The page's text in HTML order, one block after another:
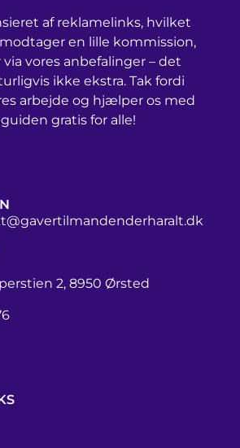
af reklamelinks, hvilket
en lille kommission,
vores anbefalinger – det
ikke ekstra. Tak fordi
arbejde og hjælper os med
gratis for alle!
2, 8950 Ørsted